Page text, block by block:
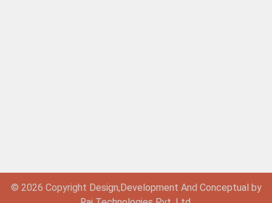
© 2026 Copyright Design,Development And Conceptual by